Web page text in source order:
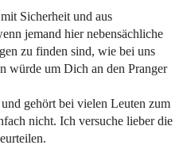
Sicherheit und aus
jemand hier nebensächliche
zu finden sind, wie bei uns
würde um Dich an den Pranger
gehört bei vielen Leuten zum
nicht. Ich versuche lieber die